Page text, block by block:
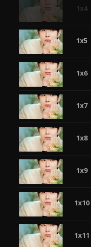
1x4
1x5
1x6
1x7
1x8
1x9
1x10
1x11